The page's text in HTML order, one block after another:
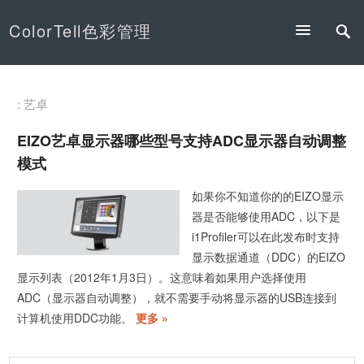
ColorTell色彩管理
: 艺卓
EIZO艺卓显示器哪些型号支持ADC显示器自动调整
模式
如果你不知道你的的EIZO显示
器是否能够使用ADC，以下是
i1Profiler可以在此发布时支持
显示数据通道（DDC）的EIZO
显示列表（2012年1月3日）。这意味着如果用户选择使用
ADC（显示器自动调整），就不需要手动将显示器的USB连接到
计算机使用DDC功能。
更多 »